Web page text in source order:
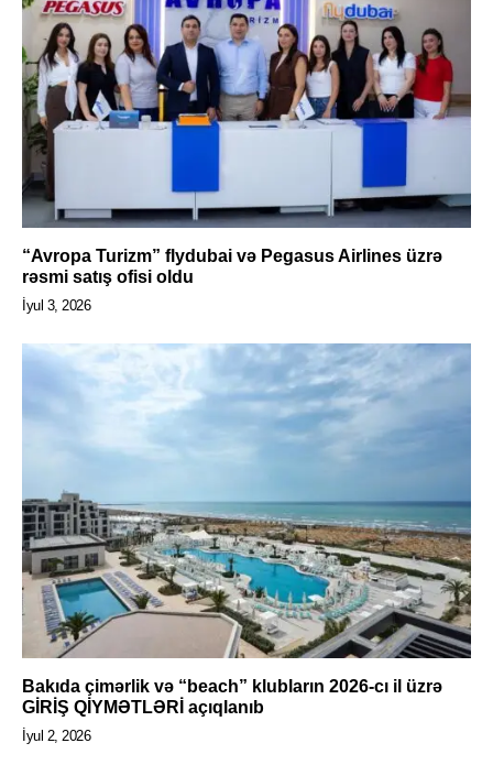
“Avropa Turizm” flydubai və Pegasus Airlines üzrə
rəsmi satış ofisi oldu
İyul 3, 2026
Bakıda çimərlik və “beach” klubların 2026-cı il üzrə
GİRİŞ QİYMƏTLƏRİ açıqlanıb
İyul 2, 2026